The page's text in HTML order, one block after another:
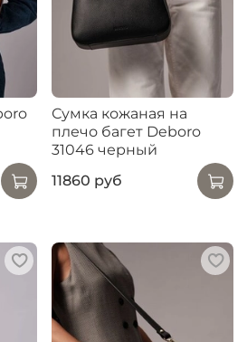
Сумка кожаная на
плечо багет Deboro
31046 черный
11860 руб